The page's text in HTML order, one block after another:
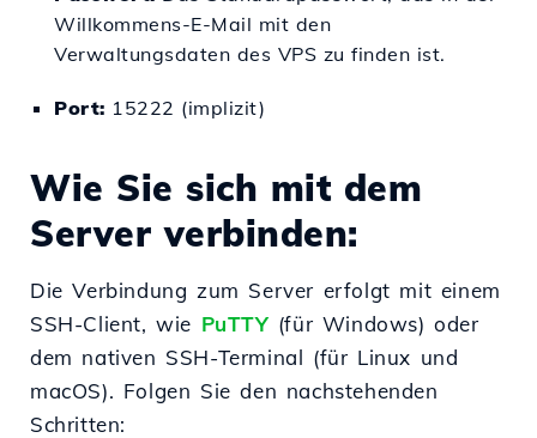
Willkommens-E-Mail mit den
Verwaltungsdaten des VPS zu finden ist.
Port: 15222 (implizit)
Wie Sie sich mit dem
Server verbinden:
Die Verbindung zum Server erfolgt mit einem
SSH-Client, wie PuTTY(für Windows) oder
dem nativen SSH-Terminal (für Linux und
macOS). Folgen Sie den nachstehenden
Schritten: